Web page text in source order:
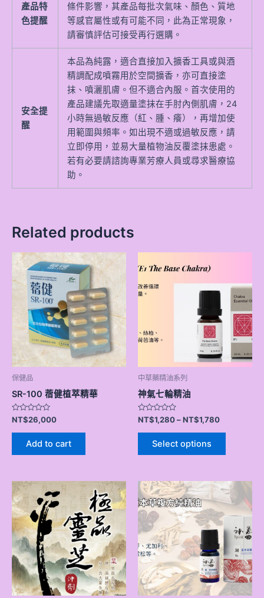
產品特
色提醒
條件影響，其產品每批次氣味、顏色、質地
等感官屬性或有可能不同，此為正常現象，
請審慎評估可接受再行選購。
安全提
醒
本品為純露，適合直接加入擴香工具或與酒
精調配成噴霧用於空間擴香，亦可直接塗
抹、噴灑肌膚。但不適合內服。首次使用的
產品建議先取適量塗抹在手肘內側肌膚，24
小時無過敏反應（紅、腫、癢），再增加使
用範圍與頻率。如出現不適或過敏反應，請
立即停用，並易大量植物油反覆塗抹患處。
若有必要請諮詢專業芳療人員或尋求醫療協
助。
Related products
保健品
SR-100 蓿健植萃精華
Rated
0
out
NT$26,000
Add to cart
中草藥精油系列
神氣七輪精油
Rated
0
out
NT$1,280–NT$1,780
Select options